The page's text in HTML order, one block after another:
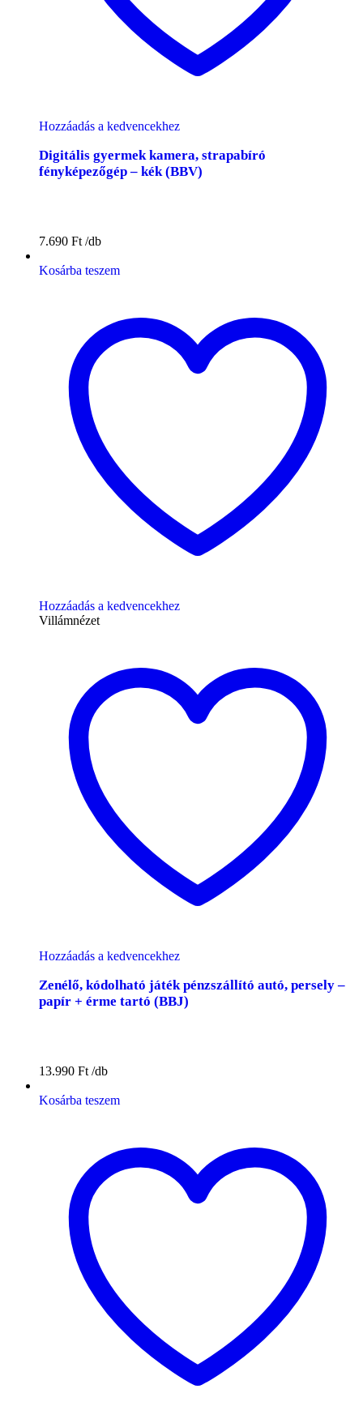
Hozzáadás a kedvencekhez
Digitális gyermek kamera, strapabíró
fényképezőgép – kék (BBV)
7.690 Ft
Kosárba teszem
Hozzáadás a kedvencekhez
Villámnézet
Hozzáadás a kedvencekhez
Zenélő, kódolható játék pénzszállító autó, persely –
papír + érme tartó (BBJ)
13.990 Ft
Kosárba teszem